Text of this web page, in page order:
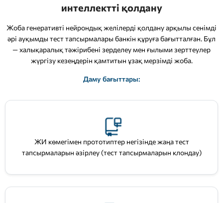
интеллектті қолдану
Жоба генеративті нейрондық желілерді қолдану арқылы сенімді
әрі ауқымды тест тапсырмалары банкін құруға бағытталған. Бұл
— халықаралық тәжірибені зерделеу мен ғылыми зерттеулер
жүргізу кезеңдерін қамтитын ұзақ мерзімді жоба.
Даму бағыттары:
ЖИ көмегімен прототиптер негізінде жаңа тест
тапсырмаларын әзірлеу (тест тапсырмаларын клондау)